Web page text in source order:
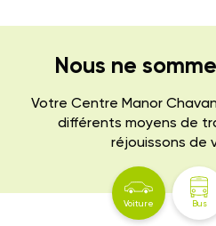
Nous ne
Votre Centre Manor
différents moyens de
réjouissons de
Voiture Bus